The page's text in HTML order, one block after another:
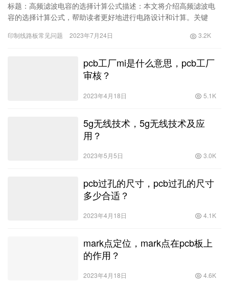
标题：高频滤波电容的选择计算公式描述：本文将介绍高频滤波电
容的选择计算公式，帮助读者更好地进行电路设计和计算。关键
的选择计算公式在电路设计中，
印制线路板常见问题 2023年7月24日 3.2K
pcb工厂mi是什么意思，pcb工厂
审核？
2023年4月18日 5.1K
5g无线技术，5g无线技术及应
用？
2023年5月5日 3.0K
pcb过孔的尺寸，pcb过孔的尺寸
多少合适？
2023年4月18日 4.1K
mark点定位，mark点在pcb板上
的作用？
2023年4月18日 4.6K